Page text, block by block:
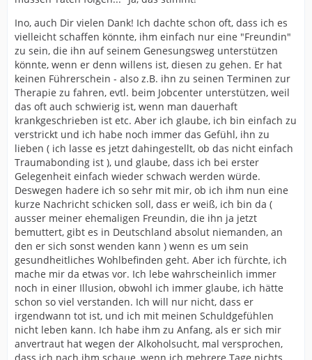
Ino, auch Dir vielen Dank! Ich dachte schon oft, dass ich es
vielleicht schaffen könnte, ihm einfach nur eine "Freundin"
zu sein, die ihn auf seinem Genesungsweg unterstützen
könnte, wenn er denn willens ist, diesen zu gehen. Er hat
keinen Führerschein - also z.B. ihn zu seinen Terminen zur
Therapie zu fahren, evtl. beim Jobcenter unterstützen, weil
das oft auch schwierig ist, wenn man dauerhaft
krankgeschrieben ist etc. Aber ich glaube, ich bin einfach zu
verstrickt und ich habe noch immer das Gefühl, ihn zu
lieben ( ich lasse es jetzt dahingestellt, ob das nicht einfach
Traumabonding ist ), und glaube, dass ich bei erster
Gelegenheit einfach wieder schwach werden würde.
Deswegen hadere ich so sehr mit mir, ob ich ihm nun eine
kurze Nachricht schicken soll, dass er weiß, ich bin da (
ausser meiner ehemaligen Freundin, die ihn ja jetzt
bemuttert, gibt es in Deutschland absolut niemanden, an
den er sich sonst wenden kann ) wenn es um sein
gesundheitliches Wohlbefinden geht. Aber ich fürchte, ich
mache mir da etwas vor. Ich lebe wahrscheinlich immer
noch in einer Illusion, obwohl ich immer glaube, ich hätte
schon so viel verstanden. Ich will nur nicht, dass er
irgendwann tot ist, und ich mit meinen Schuldgefühlen
nicht leben kann. Ich habe ihm zu Anfang, als er sich mir
anvertraut hat wegen der Alkoholsucht, mal versprochen,